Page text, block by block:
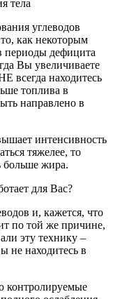
тела
углеводов
как некоторым
периоды дефицита
Вы увеличиваете
всегда находитесь
топлива в
направлено в
интенсивность
тяжелее, то
больше жира.
для Вас?
и, кажется, что
по той же причине,
эту технику –
не находитесь в
контролируемые